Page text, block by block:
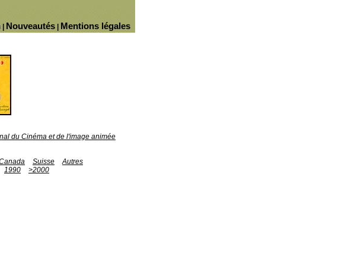
Mentions légales
Nouveautés
du Cinéma et de l'image animée
Suisse
Autres
1990
>2000